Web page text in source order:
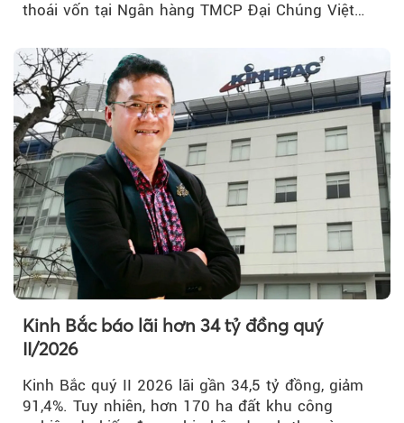
thoái vốn tại Ngân hàng TMCP Đại Chúng Việt
Kinh Bắc báo lãi hơn 34 tỷ đồng quý
II/2026
Kinh Bắc quý II 2026 lãi gần 34,5 tỷ đồng, giảm
91,4%. Tuy nhiên, hơn 170 ha đất khu công